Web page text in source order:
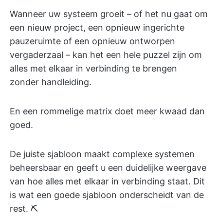
Wanneer uw systeem groeit – of het nu gaat om
een nieuw project, een opnieuw ingerichte
pauzeruimte of een opnieuw ontworpen
vergaderzaal – kan het een hele puzzel zijn om
alles met elkaar in verbinding te brengen
zonder handleiding.
En een rommelige matrix doet meer kwaad dan
goed.
De juiste sjabloon maakt complexe systemen
beheersbaar en geeft u een duidelijke weergave
van hoe alles met elkaar in verbinding staat. Dit
is wat een goede sjabloon onderscheidt van de
rest. ⛏️